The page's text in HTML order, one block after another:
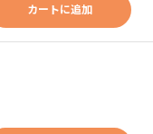
カートに追加